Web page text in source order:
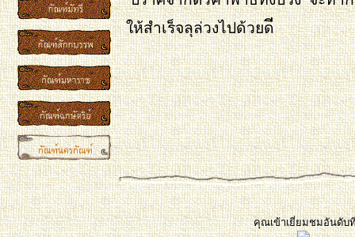
ให้สำเร็จลุล่วงไปด้วยด
คุณเข้าเยี่ยมชมอันดับ